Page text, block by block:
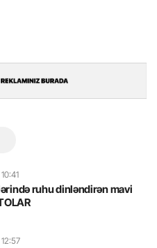
ruhu dinləndirən mavi